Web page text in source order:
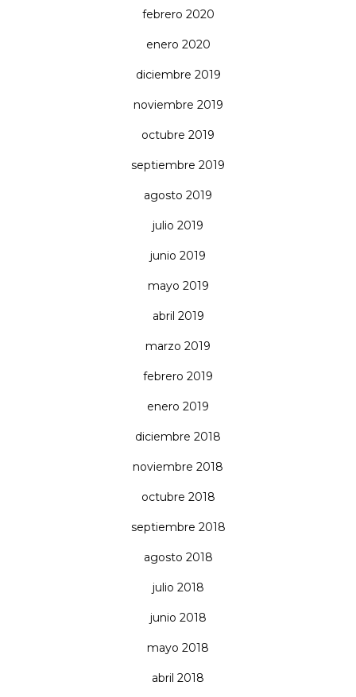
febrero 2020
enero 2020
diciembre 2019
noviembre 2019
octubre 2019
septiembre 2019
agosto 2019
julio 2019
junio 2019
mayo 2019
abril 2019
marzo 2019
febrero 2019
enero 2019
diciembre 2018
noviembre 2018
octubre 2018
septiembre 2018
agosto 2018
julio 2018
junio 2018
mayo 2018
abril 2018